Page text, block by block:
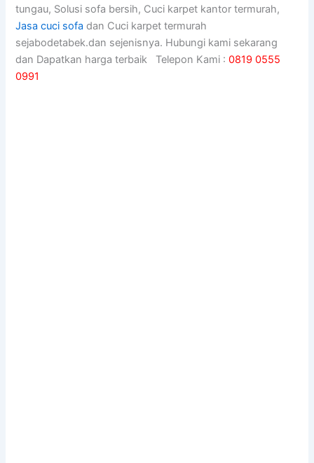
tungau, Solusi sofa bersih, Cuci karpet kantor termurah,
Jasa cuci sofa dan Cuci karpet termurah
sejabodetabek.dan sejenisnya. Hubungi kami sekarang
dan Dapatkan harga terbaik Telepon Kami :0819 0555
0991